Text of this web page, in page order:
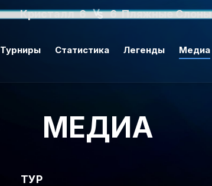
Турниры Статистика Легенды Медиа
МЕДИА
ТУР
Кристалл 6 6 Пляжные Слоны